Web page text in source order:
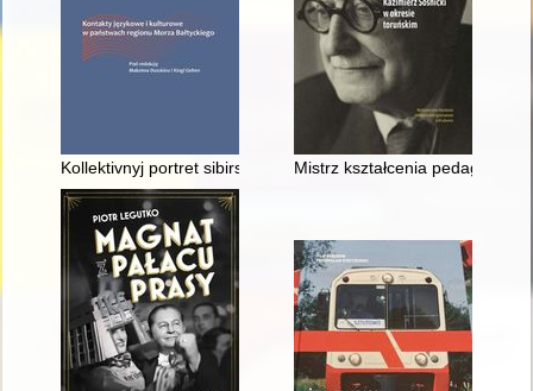
Kollektivnyj portret sibirskih katolikov načala XIX veka na
Mistrz kształcenia